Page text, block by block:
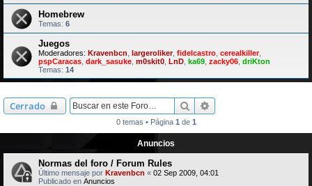
Homebrew
Temas: 6
Juegos
Moderadores: Kravenbcn largeroliker, fidelcastro cerealkiller,
pspCaracas dark_sasuke m0skit0 LnD ka69 zacky06 driKton
Temas: 14
Cerrado Buscar
0 temas • Página 1 de 1
Anuncios
Normas del foro / Forum Rules
Último mensaje por Kravenbcn « 02 Sep 2009, 04:01
Publicado en Anuncios